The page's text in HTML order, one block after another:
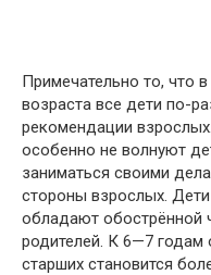
Примечательно то, что
возраста все дети по-
рекомендации
особенно не волнуют
заниматься своими
стороны взрослых. Дети
обладают обострённой
родителей. К 6—7 годам
старших становится